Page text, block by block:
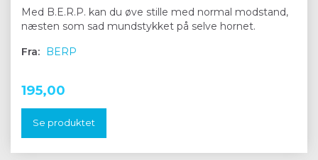
Med B.E.R.P. kan du øve stille med normal modstand,
næsten som sad mundstykket på selve hornet.
Fra: BERP
195,00
Se produktet